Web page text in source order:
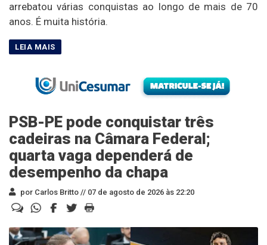
arrebatou várias conquistas ao longo de mais de 70
anos. É muita história.
PSB-PE pode conquistar três
cadeiras na Câmara Federal;
quarta vaga dependerá de
desempenho da chapa
por Carlos Britto // 07 de agosto de 2026 às 22:20